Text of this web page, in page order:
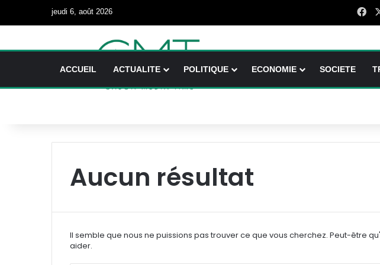
jeudi 6, août 2026
ACCUEIL ACTUALITE POLITIQUE ECONOMIE SOCIETE
Aucun résultat
Il semble que nous ne puissions pas trouver ce que vous cherchez. Peut-être
aider.